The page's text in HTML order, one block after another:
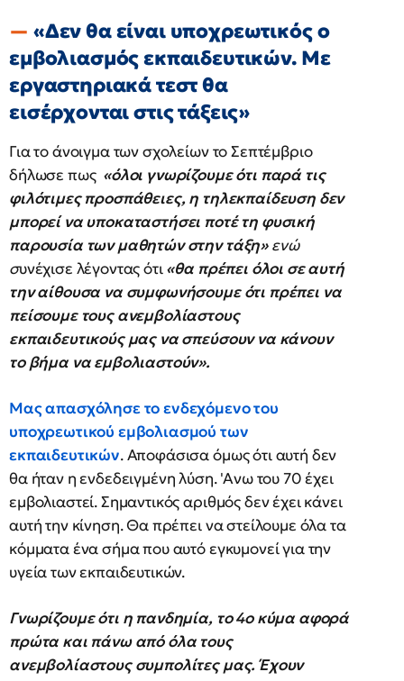
«Δεν θα είναι υποχρεωτικός ο
εμβολιασμός εκπαιδευτικών. Με
εργαστηριακά τεστ θα
εισέρχονται στις τάξεις»
Για το άνοιγμα των σχολείων το Σεπτέμβριο
δήλωσε πως «όλοι γνωρίζουμε ότι παρά τις
φιλότιμες προσπάθειες, η τηλεκπαίδευση δεν
μπορεί να υποκαταστήσει ποτέ τη φυσική
παρουσία των μαθητών στην τάξη»ενώ
συνέχισε λέγοντας ότι«θα πρέπει όλοι σε αυτή
την αίθουσα να συμφωνήσουμε ότι πρέπει να
πείσουμε τους ανεμβολίαστους
εκπαιδευτικούς μας να σπεύσουν να κάνουν
το βήμα να εμβολιαστούν».
Μας απασχόλησε το ενδεχόμενο του
υποχρεωτικού εμβολιασμού των
εκπαιδευτικών. Αποφάσισα όμως ότι αυτή δεν
θα ήταν η ενδεδειγμένη λύση. 'Ανω του 70 έχει
εμβολιαστεί. Σημαντικός αριθμός δεν έχει κάνει
αυτή την κίνηση. Θα πρέπει να στείλουμε όλα τα
κόμματα ένα σήμα που αυτό εγκυμονεί για την
υγεία των εκπαιδευτικών.
Γνωρίζουμε ότι η πανδημία, το 4ο κύμα αφορά
πρώτα και πάνω από όλα τους
ανεμβολίαστους συμπολίτες μας. Έχουν